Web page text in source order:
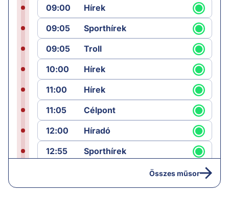
09:00
Hírek
09:05
Sporthírek
09:05
Troll
10:00
Hírek
11:00
Hírek
11:05
Célpont
12:00
Híradó
12:55
Sporthírek
Összes műsor